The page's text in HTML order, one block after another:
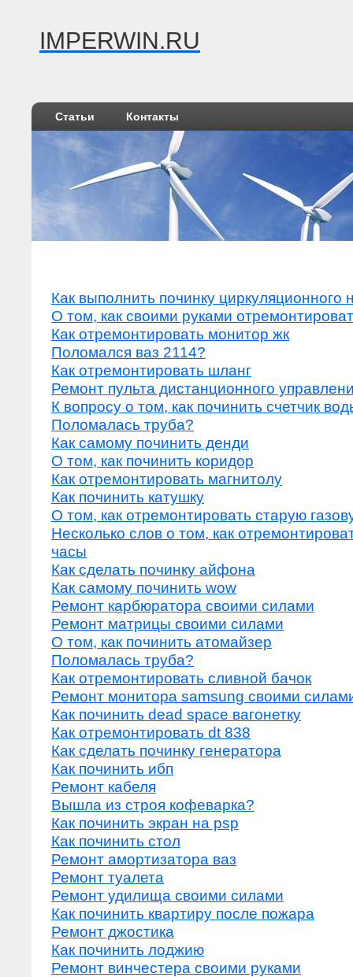
IMPERWIN.RU
Статьи Контакты
Как выполнить починку циркуляционного
О том, как своими руками
Как отремонтировать монитор жк
Поломался ваз 2114?
Как отремонтировать шланг
Ремонт пульта дистанционного
К вопросу о том, как починить счетчик
Поломалась труба?
Как самому починить денди
О том, как починить коридор
Как отремонтировать магнитолу
Как починить катушку
О том, как отремонтировать старую
Несколько слов о том, как
часы
Как сделать починку айфона
Как самому починить wow
Ремонт карбюратора своими силами
Ремонт матрицы своими силами
О том, как починить атомайзер
Поломалась труба?
Как отремонтировать сливной бачок
Ремонт монитора samsung своими
Как починить dead space вагонетку
Как отремонтировать dt 838
Как сделать починку генератора
Как починить ибп
Ремонт кабеля
Вышла из строя кофеварка?
Как починить экран на psp
Как починить стол
Ремонт амортизатора ваз
Ремонт туалета
Ремонт удилища своими силами
Как починить квартиру после пожара
Ремонт джостика
Как починить лоджию
Ремонт винчестера своими руками